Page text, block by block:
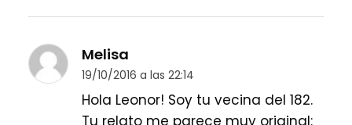
Melisa
19/10/2016 a las 22:14
Hola Leonor! Soy tu vecina del 182.
Tu relato me parece muy original: